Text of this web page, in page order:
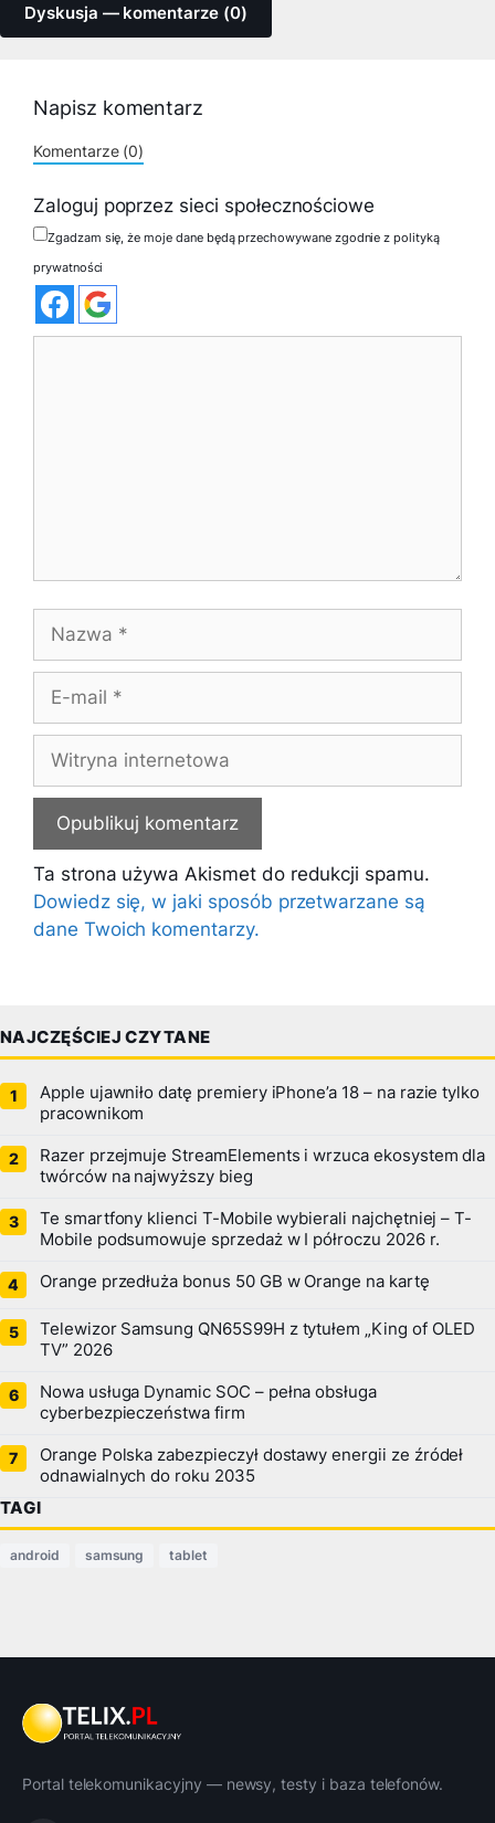
Dyskusja — komentarze (0)
Napisz komentarz
Komentarze (0)
Zaloguj poprzez sieci społecznościowe
Zgadzam się, że moje dane będą przechowywane zgodnie z polityką
prywatności
Nazwa
Witryna
internetowa
Ta strona używa Akismet do redukcji spamu.
Dowiedz się, w jaki sposób przetwarzane są
dane Twoich komentarzy.
NAJCZĘŚCIEJ CZYTANE
Apple ujawniło datę premiery iPhone’a 18 – na razie tylko
pracownikom
Razer przejmuje StreamElements i wrzuca ekosystem dla
twórców na najwyższy bieg
Te smartfony klienci T-Mobile wybierali najchętniej – T-
Mobile podsumowuje sprzedaż w I półroczu 2026 r.
Orange przedłuża bonus 50 GB w Orange na kartę
Telewizor Samsung QN65S99H z tytułem „King of OLED
TV” 2026
Nowa usługa Dynamic SOC – pełna obsługa
cyberbezpieczeństwa firm
Orange Polska zabezpieczył dostawy energii ze źródeł
odnawialnych do roku 2035
TAGI
android samsung tablet
Portal telekomunikacyjny — newsy, testy i baza telefonów.